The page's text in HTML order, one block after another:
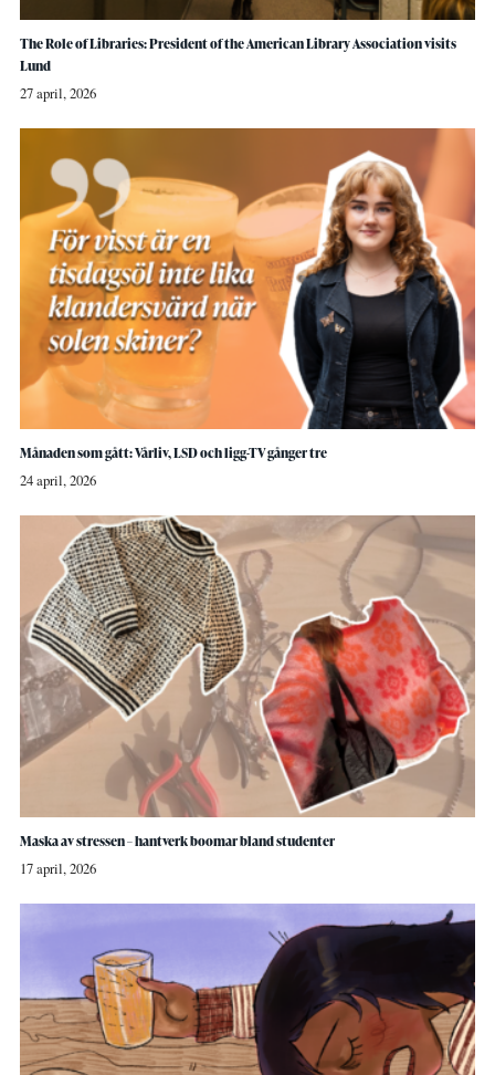
The Role of Libraries: President of the American Library Association visits
Lund
27 april, 2026
Månaden som gått: Vårliv, LSD och ligg-TV gånger tre
24 april, 2026
Maska av stressen – hantverk boomar bland studenter
17 april, 2026